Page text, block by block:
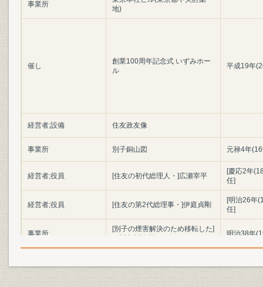
事業所
地)
催し
創業100周年記念式 いずみホー
ル
平成19年
経営者;設備 住友政友像
事業所 別子銅山図 元禄4年
経営者;役員 [住友の初代総理人・]広瀬宰平
[慶応2年
任]
経営者;役員 [住友の第2代総理事・]伊庭貞剛
[明治26年
任]
事業所
[別子の煙害解決のため移転した]
明治38年
也